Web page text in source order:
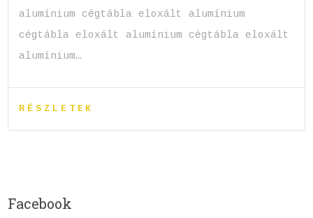
alumínium cégtábla eloxált alumínium
cégtábla eloxált alumínium cégtábla eloxált
alumínium…
RÉSZLETEK
Facebook